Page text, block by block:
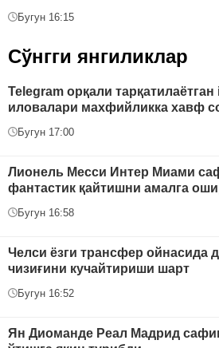
Бугун 16:15
Сўнгги янгиликлар
Telegram орқали
иловалари махфийликка хавф
Бугун 17:00
Лионель Месси Интер Миами
фантастик қайтишни амалга
Бугун 16:58
Челси ёзги трансфер ойнасида
чизиғини кучайтириши шарт
Бугун 16:52
Ян Диоманде Реал Мадрид